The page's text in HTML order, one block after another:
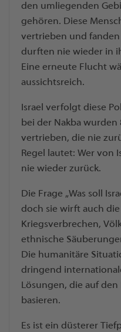
den umliegenden
gehören. Diese
vertrieben und fanden
durften nie wieder in
Eine erneute Flucht
aussichtsreich.
Israel verfolgt diese
bei der Nakba wurden
vertrieben, die nie
Regel lautet: Wer von
nie wieder zurück.
Die Frage „Was soll
doch sie wirft auch die
Kriegsverbrechen,
ethnische
Die humanitäre
dringend
Lösungen, die auf
basieren.
Es ist ein düsterer